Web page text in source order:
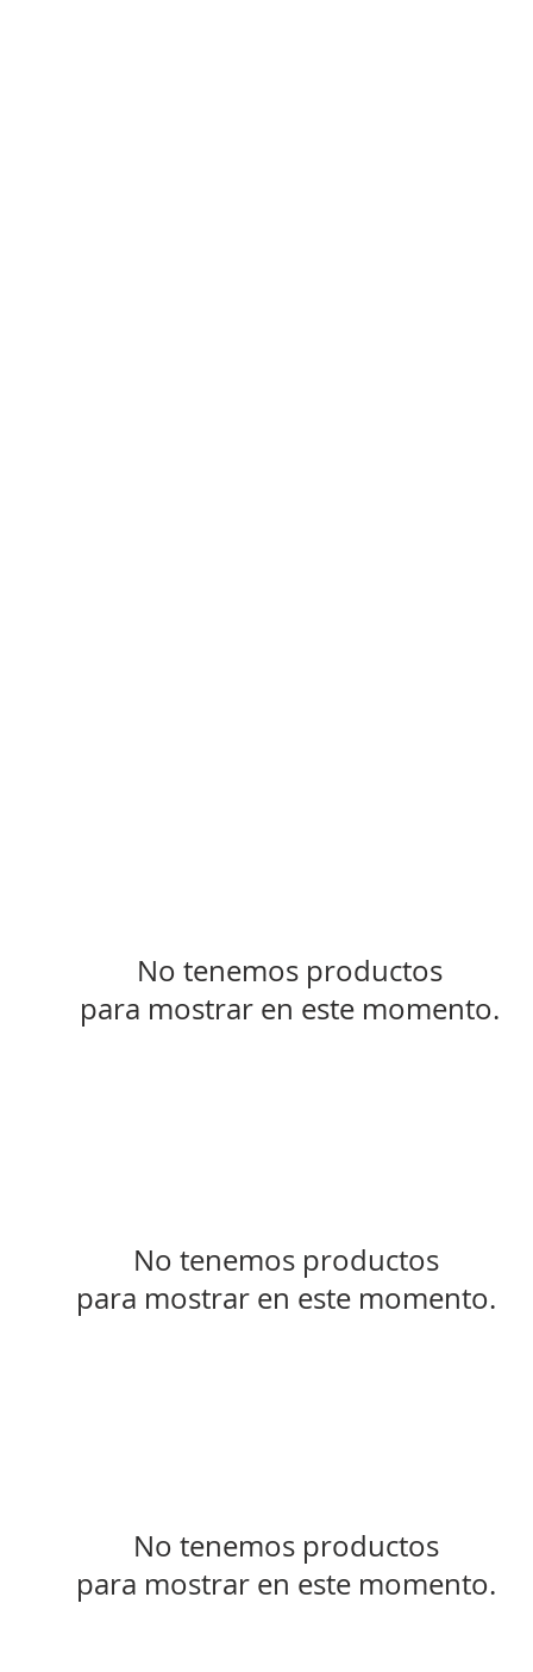
No tenemos productos
para mostrar en este momento.
No tenemos productos
para mostrar en este momento.
No tenemos productos
para mostrar en este momento.